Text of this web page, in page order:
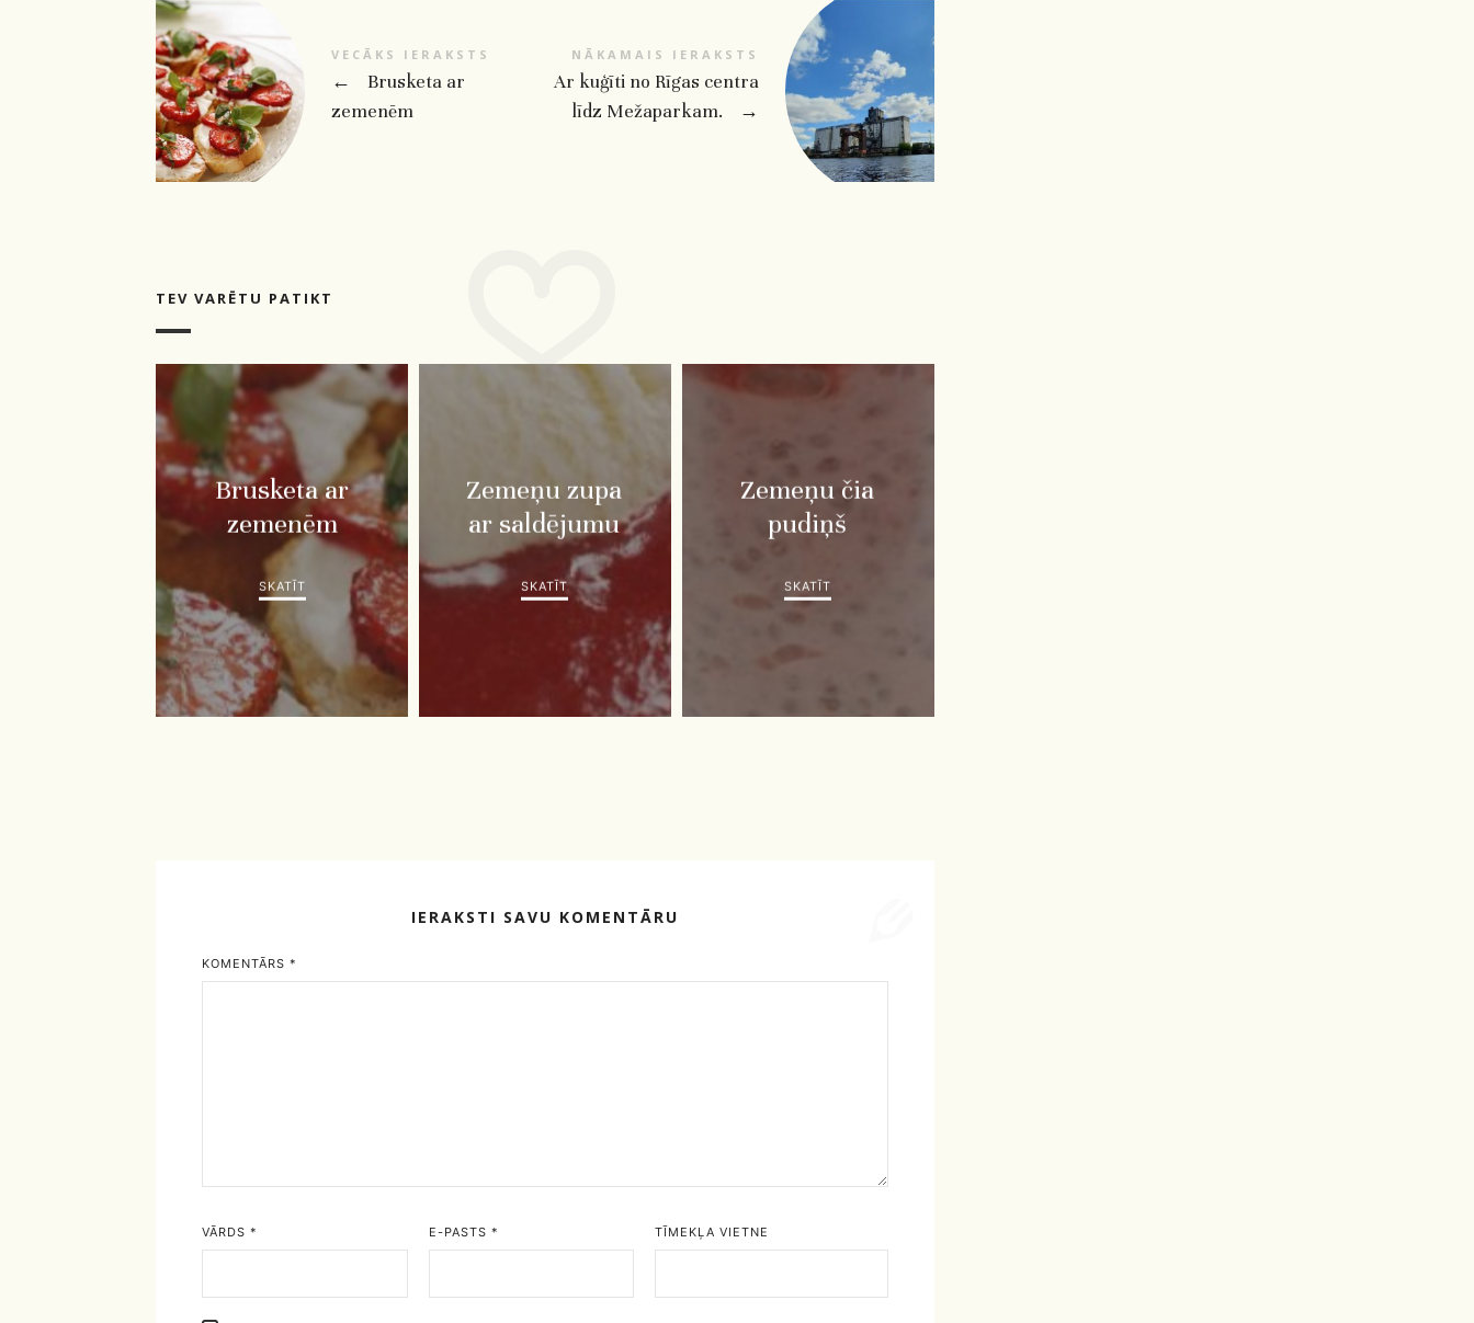
VECĀKS IERAKSTS
←
Brusketa ar
zemenēm
NĀKAMAIS IERAKSTS
Ar kuģīti no Rīgas centra
līdz Mežaparkam.
→
TEV VARĒTU PATIKT
Brusketa ar
zemenēm
SKATĪT
Zemeņu zupa
ar saldējumu
SKATĪT
Zemeņu čia
pudiņš
SKATĪT
IERAKSTI SAVU KOMENTĀRU
KOMENTĀRS *
VĀRDS * E-PASTS * TĪMEKĻA VIETNE